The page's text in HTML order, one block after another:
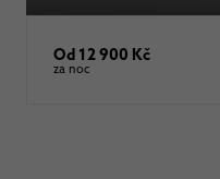
Od 12 900 Kč
za noc